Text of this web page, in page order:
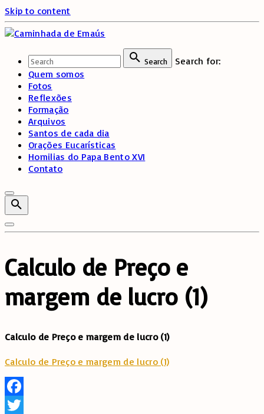
Skip to content
Search
Search for:
Quem somos
Fotos
Reflexões
Formação
Arquivos
Santos de cada dia
Orações Eucarísticas
Homilias do Papa Bento XVI
Contato
Calculo de Preço e
margem de lucro (1)
Calculo de Preço e margem de lucro (1)
Calculo de Preço e margem de lucro (1)
Facebook